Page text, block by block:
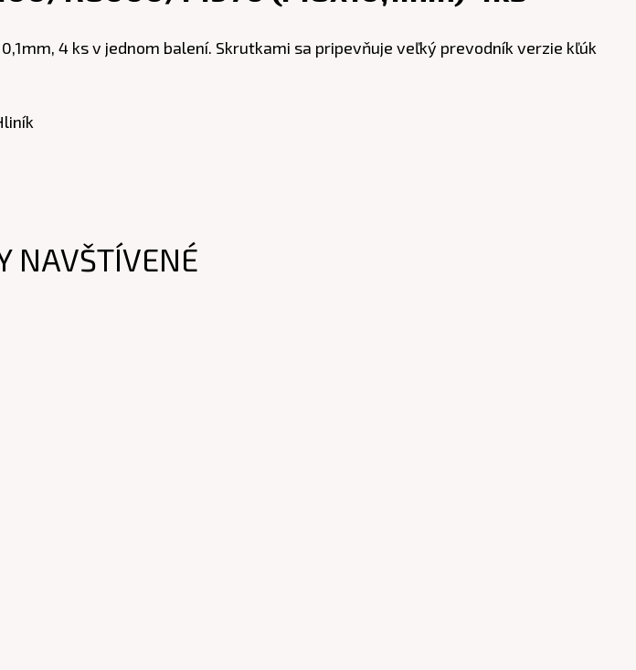
4 ks v jednom balení. Skrutkami sa pripevňuje veľký prevodník verzie kľúk
NAVŠTÍVENÉ